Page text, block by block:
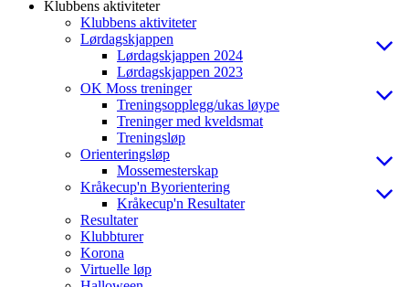
Klubbens aktiviteter
Klubbens aktiviteter
Lørdagskjappen
Lørdagskjappen 2024
Lørdagskjappen 2023
OK Moss treninger
Treningsopplegg/ukas løype
Treninger med kveldsmat
Treningsløp
Orienteringsløp
Mossemesterskap
Kråkecup'n Byorientering
Kråkecup'n Resultater
Resultater
Klubbturer
Korona
Virtuelle løp